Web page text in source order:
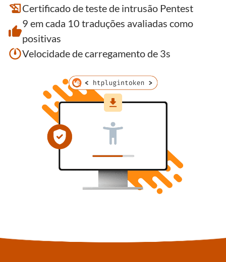
Certificado de teste de intrusão Pentest
9 em cada 10 traduções avaliadas como
positivas
Velocidade de carregamento de 3s